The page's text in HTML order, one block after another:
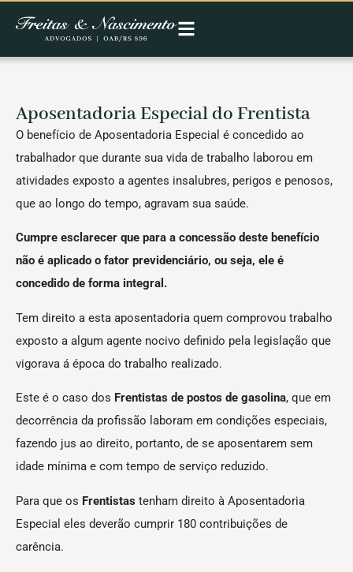
Aposentadoria Especial do Frentista
O benefício de Aposentadoria Especial é concedido ao
trabalhador que durante sua vida de trabalho laborou em
atividades exposto a agentes insalubres, perigos e penosos,
que ao longo do tempo, agravam sua saúde.
Cumpre esclarecer que para a concessão deste benefício
não é aplicado o fator previdenciário, ou seja, ele é
concedido de forma integral.
Tem direito a esta aposentadoria quem comprovou trabalho
exposto a algum agente nocivo definido pela legislação que
vigorava á época do trabalho realizado.
Este é o caso dos Frentistas de postos de gasolina, que em
decorrência da profissão laboram em condições especiais,
fazendo jus ao direito, portanto, de se aposentarem sem
idade mínima e com tempo de serviço reduzido.
Para que os Frentistas tenham direito à Aposentadoria
Especial eles deverão cumprir 180 contribuições de
carência.